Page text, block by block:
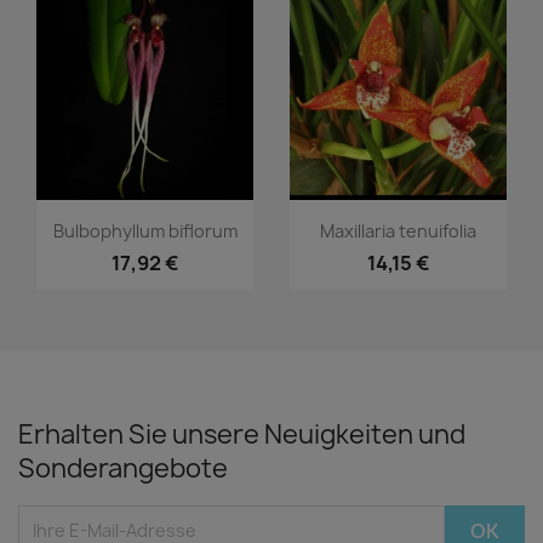
Vorschau
Bulbophyllum biflorum
17,92 €
Vorschau
Maxillaria tenuifolia
14,15 €
Erhalten Sie unsere Neuigkeiten und
Sonderangebote